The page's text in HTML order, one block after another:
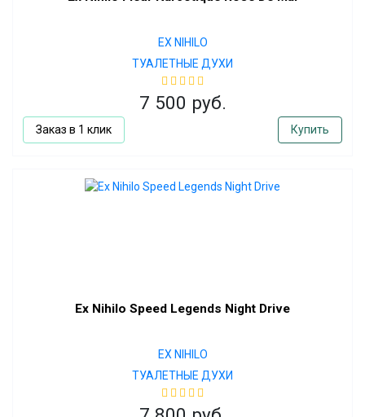
EX NIHILO
ТУАЛЕТНЫЕ ДУХИ
7 500 руб.
Заказ в 1 клик Купить
Ex Nihilo Speed Legends Night Drive
EX NIHILO
ТУАЛЕТНЫЕ ДУХИ